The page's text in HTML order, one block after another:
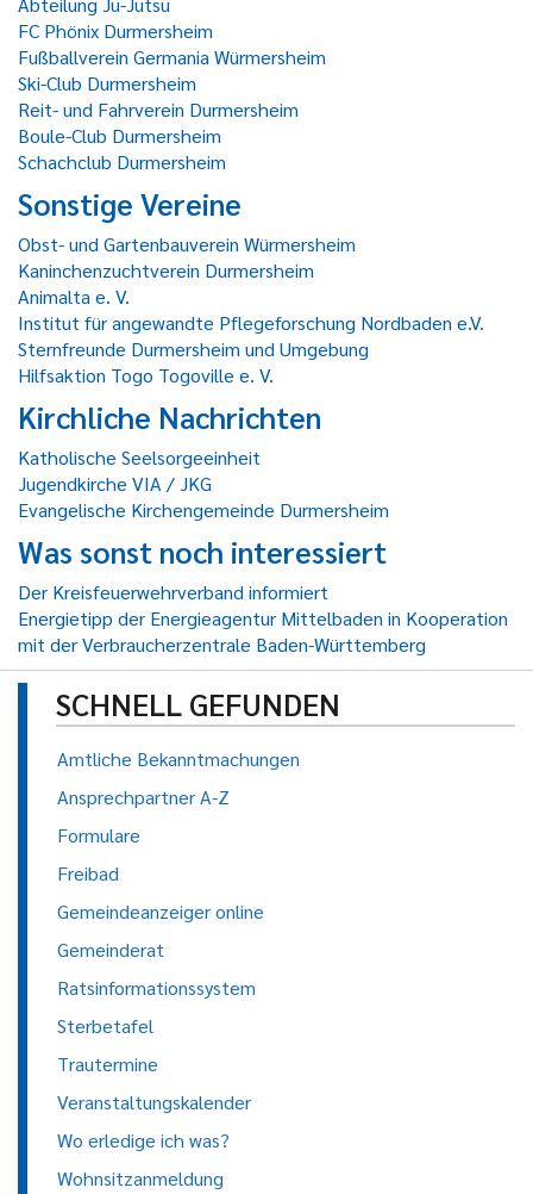
FC Phönix Durmersheim
Fußballverein Germania Würmersheim
Ski-Club Durmersheim
Reit- und Fahrverein Durmersheim
Boule-Club Durmersheim
Schachclub Durmersheim
Sonstige Vereine
Obst- und Gartenbauverein Würmersheim
Kaninchenzuchtverein Durmersheim
Animalta e. V.
Institut für angewandte Pflegeforschung Nordbaden e.V.
Sternfreunde Durmersheim und Umgebung
Hilfsaktion Togo Togoville e. V.
Kirchliche Nachrichten
Katholische Seelsorgeeinheit
Jugendkirche VIA / JKG
Evangelische Kirchengemeinde Durmersheim
Was sonst noch interessiert
Der Kreisfeuerwehrverband informiert
Energietipp der Energieagentur Mittelbaden in Kooperation
mit der Verbraucherzentrale Baden-Württemberg
SCHNELL GEFUNDEN
Amtliche Bekanntmachungen
Ansprechpartner A-Z
Formulare
Freibad
Gemeindeanzeiger online
Gemeinderat
Ratsinformationssystem
Sterbetafel
Trautermine
Veranstaltungskalender
Wo erledige ich was?
Wohnsitzanmeldung